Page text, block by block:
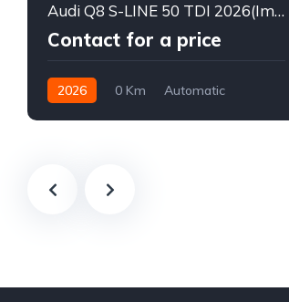
Audi Q8 S-LINE 50 TDI 2026(Importée Neuve)
Contact for a price
2026 0 Km
Automatic